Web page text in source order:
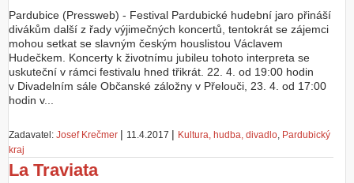
Pardubice (Pressweb) - Festival Pardubické hudební jaro přináší
divákům další z řady výjimečných koncertů, tentokrát se zájemci
mohou setkat se slavným českým houslistou Václavem
Hudečkem. Koncerty k životnímu jubileu tohoto interpreta se
uskuteční v rámci festivalu hned třikrát. 22. 4. od 19:00 hodin
v Divadelním sále Občanské záložny v Přelouči, 23. 4. od 17:00
hodin v...
Zadavatel: Josef Krečmer | 11.4.2017 | Kultura, hudba, divadlo, Pardubický
kraj
La Traviata